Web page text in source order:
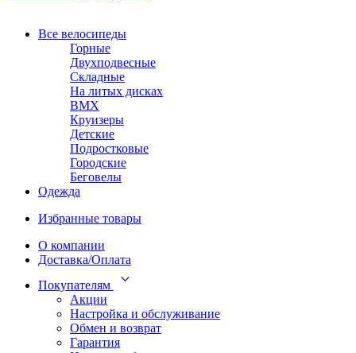
Все велосипеды
Горные
Двухподвесные
Складные
На литых дисках
BMX
Круизеры
Детские
Подростковые
Городские
Беговелы
Одежда
Избранные товары
О компании
Доставка/Оплата
Покупателям
Акции
Настройка и обслуживание
Обмен и возврат
Гарантия